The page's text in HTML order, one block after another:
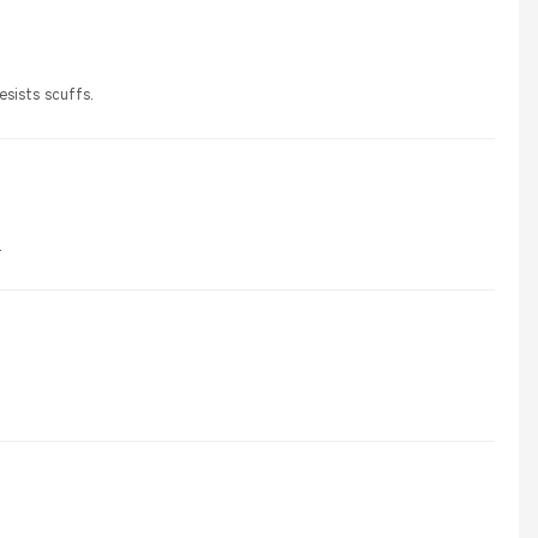
scuffs.